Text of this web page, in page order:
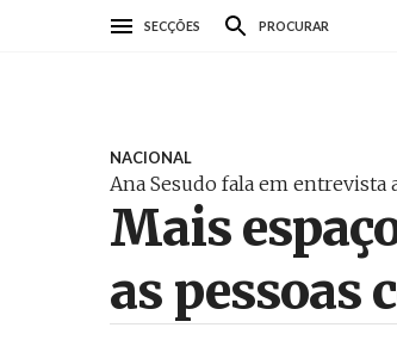
SECÇÕES PROCURAR
NACIONAL
Ana Sesudo fala em entrevista
Mais
as pessoas